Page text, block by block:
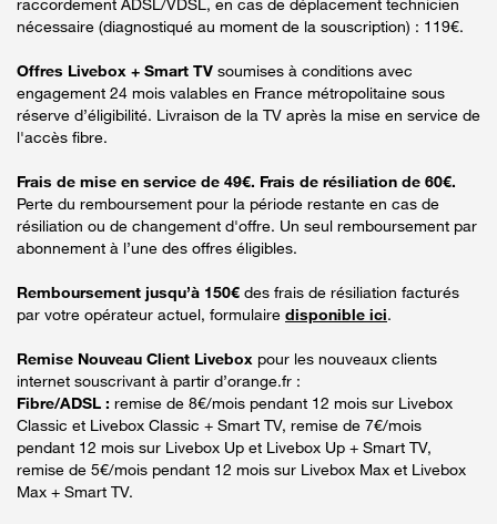
nécessaire (diagnostiqué au moment de la souscription) : 119€.
Offres Livebox + Smart TV soumises à conditions avec
engagement 24 mois valables en France métropolitaine sous
réserve d’éligibilité. Livraison de la TV après la mise en service de
l'accès fibre.
Frais de mise en service de 49€. Frais de résiliation de 60€.
Perte du remboursement pour la période restante en cas de
résiliation ou de changement d'offre. Un seul remboursement par
abonnement à l’une des offres éligibles.
Remboursement jusqu’à 150€ des frais de résiliation facturés
par votre opérateur actuel, formulaire disponible ici.
Remise Nouveau Client Livebox pour les nouveaux clients
internet souscrivant à partir d’orange.fr :
Fibre/ADSL : remise de 8€/mois pendant 12 mois sur Livebox
Classic et Livebox Classic + Smart TV, remise de 7€/mois
pendant 12 mois sur Livebox Up et Livebox Up + Smart TV,
remise de 5€/mois pendant 12 mois sur Livebox Max et Livebox
Max + Smart TV.